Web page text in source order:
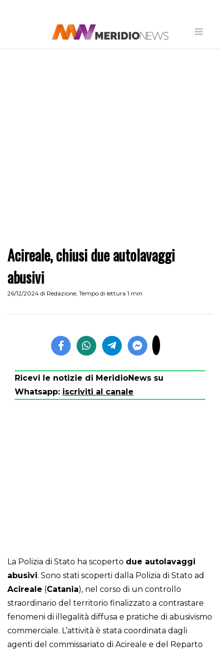
Acireale, chiusi due autolavaggi
abusivi
26/12/2024 di Redazione, Tempo di lettura 1 min
Ricevi le notizie di MeridioNews su
Whatsapp: iscriviti al canale
La Polizia di Stato ha scoperto due autolavaggi
abusivi. Sono stati scoperti dalla Polizia di Stato ad
Acireale (Catania), nel corso di un controllo
straordinario del territorio finalizzato a contrastare
fenomeni di illegalità diffusa e pratiche di abusivismo
commerciale. L’attività è stata coordinata dagli
agenti del commissariato di Acireale e del Reparto